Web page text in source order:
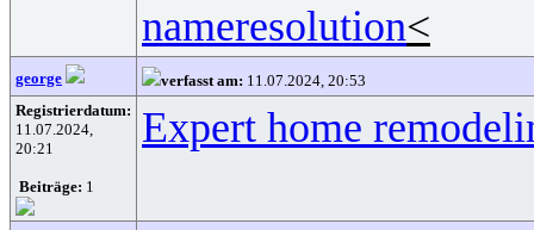
nameresolution<
george verfasst am: 11.07.2024, 20:53
Registrierdatum:
11.07.2024,
20:21
Beiträge: 1
Expert home